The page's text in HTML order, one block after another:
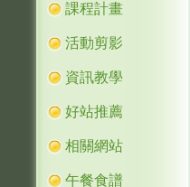
課程計畫
活動剪影
資訊教學
好站推薦
相關網站
午餐食譜